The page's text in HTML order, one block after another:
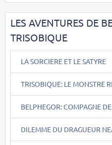
LES AVENTURES DE
TRISOBIQUE
LA SORCIERE ET LE SATYRE
TRISOBIQUE: LE MONSTRE
BELPHEGOR: COMPAGNE
DILEMME DU DRAGUEUR